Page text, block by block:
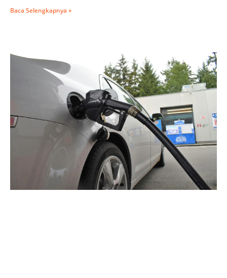
Baca Selengkapnya »